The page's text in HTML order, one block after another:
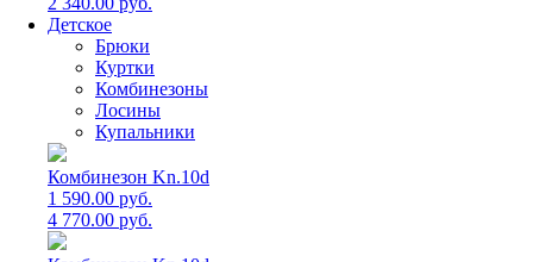
Детское
Брюки
Куртки
Комбинезоны
Лосины
Купальники
Комбинезон Kn.10d
1 590.00 руб.
4 770.00 руб.